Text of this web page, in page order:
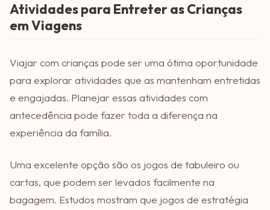
Atividades para Entreter as Crianças
em Viagens
Viajar com crianças pode ser uma ótima oportunidade
para explorar atividades que as mantenham entretidas
e engajadas. Planejar essas atividades com
antecedência pode fazer toda a diferença na
experiência da família.
Uma excelente opção são os jogos de tabuleiro ou
cartas, que podem ser levados facilmente na
bagagem. Estudos mostram que jogos de estratégia